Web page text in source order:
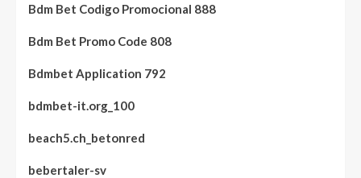
Bdm Bet Codigo Promocional 888
Bdm Bet Promo Code 808
Bdmbet Application 792
bdmbet-it.org_100
beach5.ch_betonred
bebertaler-sv